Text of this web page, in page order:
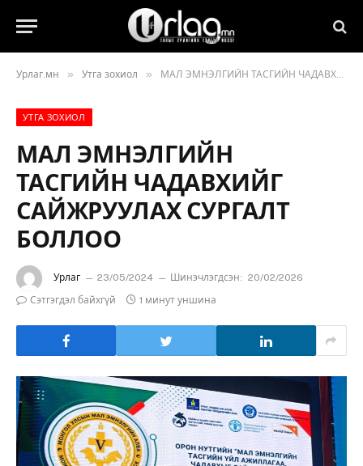
Урлаг.мн » Утга зохиол » МАЛ ЭМНЭЛГИЙН ТАСГИЙН ЧАДАВХИЙГ САЙЖРУУЛАХ СУРГАЛТ БОЛЛОО
УТГА ЗОХИОЛ
МАЛ ЭМНЭЛГИЙН
ТАСГИЙН ЧАДАВХИЙГ
САЙЖРУУЛАХ СУРГАЛТ
БОЛЛОО
Урлаг 23/05/2024 Шинэчлэгдсэн: 20/02/2026
Сэтгэгдэл байхгүй
1 минут уншина